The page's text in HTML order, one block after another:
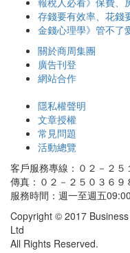
存錢要有效率、花錢
金錢心理學》管不了
關於商周集團
廣告刊登
網站合作
隱私權聲明
文章授權
常見問題
活動總覽
客戶服務專線：０２－２５
傳真：０２－２５０３６９
服務時間：週一至週五
Copyright © 2017
Ltd
All Rights Reserved.